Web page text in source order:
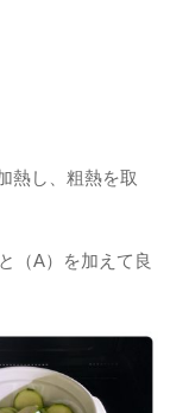
熱し、粗熱を取
（A）を加えて良